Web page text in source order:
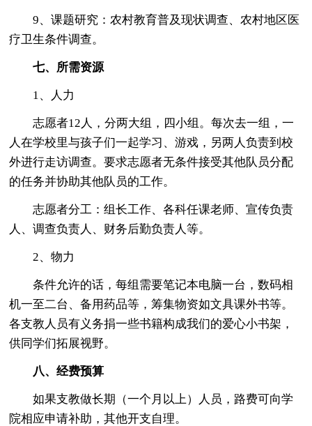
9、课题研究：农村教育普及现状调查、农村地区医
疗卫生条件调查。
七、所需资源
1、人力
志愿者12人，分两大组，四小组。每次去一组，一
人在学校里与孩子们一起学习、游戏，另两人负责到校
外进行走访调查。要求志愿者无条件接受其他队员分配
的任务并协助其他队员的工作。
志愿者分工：组长工作、各科任课老师、宣传负责
人、调查负责人、财务后勤负责人等。
2、物力
条件允许的话，每组需要笔记本电脑一台，数码相
机一至二台、备用药品等，筹集物资如文具课外书等。
各支教人员有义务捐一些书籍构成我们的爱心小书架，
供同学们拓展视野。
八、经费预算
如果支教做长期（一个月以上）人员，路费可向学
院相应申请补助，其他开支自理。